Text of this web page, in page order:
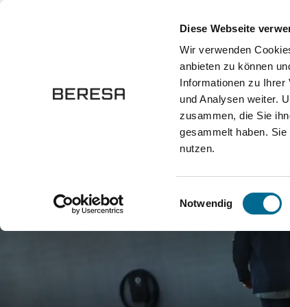
Diese Webseite
Wir verwenden
anbieten zu können
Informationen zu Ihrer
und Analysen weiter.
zusammen, die Sie
gesammelt haben.
nutzen.
Einwilligungsauswahl
Notwendig